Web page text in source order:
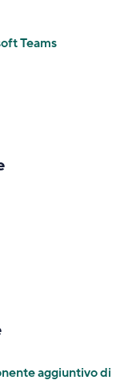
Teams
aggiuntivo di